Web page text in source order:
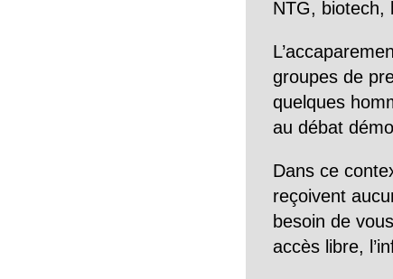
NTG, biotech,
groupes de
quelques
au débat
Dans ce
reçoivent
besoin de
accès libre,